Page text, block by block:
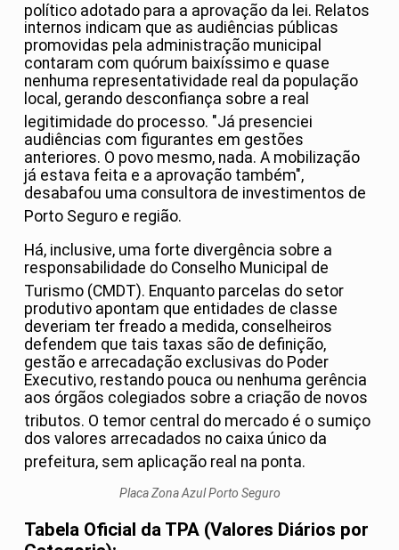
político adotado para a aprovação da lei. Relatos
internos indicam que as audiências públicas
promovidas pela administração municipal
contaram com quórum baixíssimo e quase
nenhuma representatividade real da população
local, gerando desconfiança sobre a real
legitimidade do processo. "Já presenciei
audiências com figurantes em gestões
anteriores. O povo mesmo, nada. A mobilização
já estava feita e a aprovação também",
desabafou uma consultora de investimentos de
Porto Seguro e região.
Há, inclusive, uma forte divergência sobre a
responsabilidade do Conselho Municipal de
Turismo (CMDT). Enquanto parcelas do setor
produtivo apontam que entidades de classe
deveriam ter freado a medida, conselheiros
defendem que tais taxas são de definição,
gestão e arrecadação exclusivas do Poder
Executivo, restando pouca ou nenhuma gerência
aos órgãos colegiados sobre a criação de novos
tributos. O temor central do mercado é o sumiço
dos valores arrecadados no caixa único da
prefeitura, sem aplicação real na ponta.
Placa Zona Azul Porto Seguro
Tabela Oficial da TPA (Valores Diários por